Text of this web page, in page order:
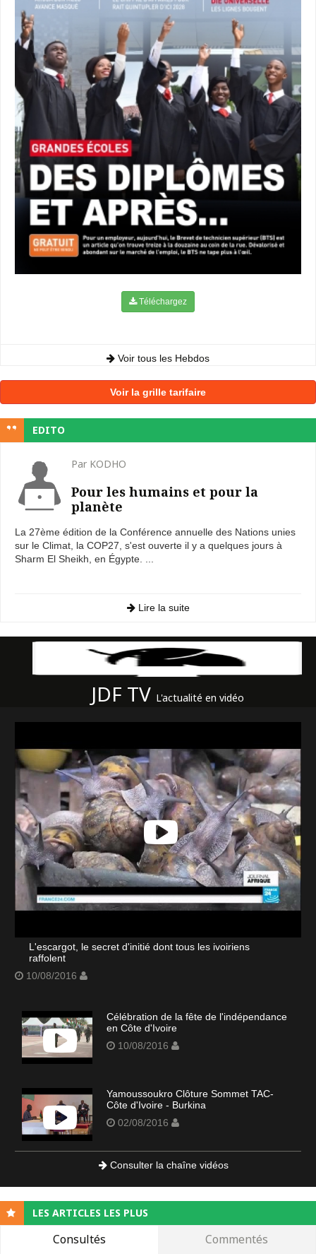
Téléchargez
Voir tous les Hebdos
Voir la grille tarifaire
EDITO
Par KODHO
Pour les humains et pour la
planète
La 27ème édition de la Conférence annuelle des Nations unies
sur le Climat, la COP27, s'est ouverte il y a quelques jours à
Sharm El Sheikh, en Égypte. ...
Lire la suite
JDF TV L'actualité en vidéo
L'escargot, le secret d'initié dont tous les ivoiriens
raffolent
10/08/2016
Célébration de la fête de l'indépendance
en Côte d'Ivoire
10/08/2016
Yamoussoukro Clôture Sommet TAC-
Côte d'Ivoire - Burkina
02/08/2016
Consulter la chaîne vidéos
LES ARTICLES LES PLUS
Consultés Commentés